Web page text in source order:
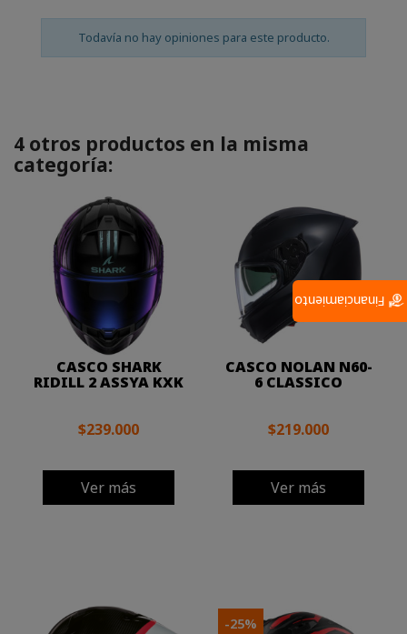
Todavía no hay opiniones para este producto.
4 otros productos en la misma
categoría:
CASCO SHARK
RIDILL 2 ASSYA KXK
$239.000
Ver más
CASCO NOLAN N60-
6 CLASSICO
$219.000
Ver más
-25%
Financiamiento